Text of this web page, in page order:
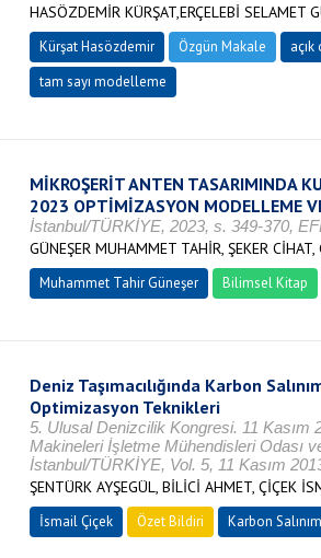
HASÖZDEMİR KÜRŞAT,ERÇELEBİ SELAMET
Kürşat Hasözdemir Özgün Makale
tam sayı modelleme
MİKROŞERİT ANTEN TASARIMINDA
2023 OPTİMİZASYON MODELLEME
İstanbul/TÜRKİYE, 2023, s. 349-370,
GÜNEŞER MUHAMMET TAHİR, ŞEKER
Muhammet Tahir Güneşer Bilimsel Kitap
Deniz Taşımacılığında Karbon
Optimizasyon Teknikleri
5. Ulusal Denizcilik Kongresi. 11
Makineleri İşletme Mühendisleri Odası
İstanbul/TÜRKİYE, Vol. 5, 11 Kasım
ŞENTÜRK AYŞEGÜL, BİLİCİ AHMET, ÇİÇEK
İsmail Çiçek Özet Bildiri Karbon